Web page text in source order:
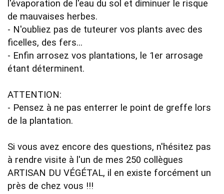
l'évaporation de l'eau du sol et diminuer le risque
de mauvaises herbes.
- N'oubliez pas de tuteurer vos plants avec des
ficelles, des fers...
- Enfin arrosez vos plantations, le 1er arrosage
étant déterminent.
ATTENTION:
- Pensez à ne pas enterrer le point de greffe lors
de la plantation.
Si vous avez encore des questions, n'hésitez pas
à rendre visite à l'un de mes 250 collègues
ARTISAN DU VÉGÉTAL, il en existe forcément un
près de chez vous !!!